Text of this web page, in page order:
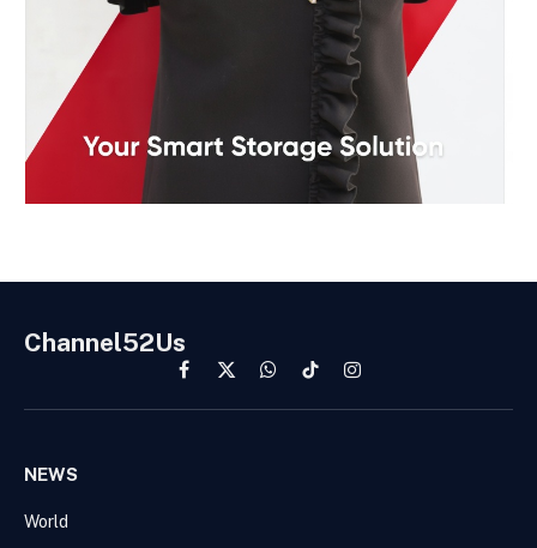
Channel52Us
Facebook
X
(Twitter)
WhatsApp
TikTokInstagram
NEWS
World